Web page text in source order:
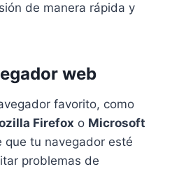
de manera rápida y
web
favorito, como
Firefox o Microsoft
que tu navegador esté
problemas de